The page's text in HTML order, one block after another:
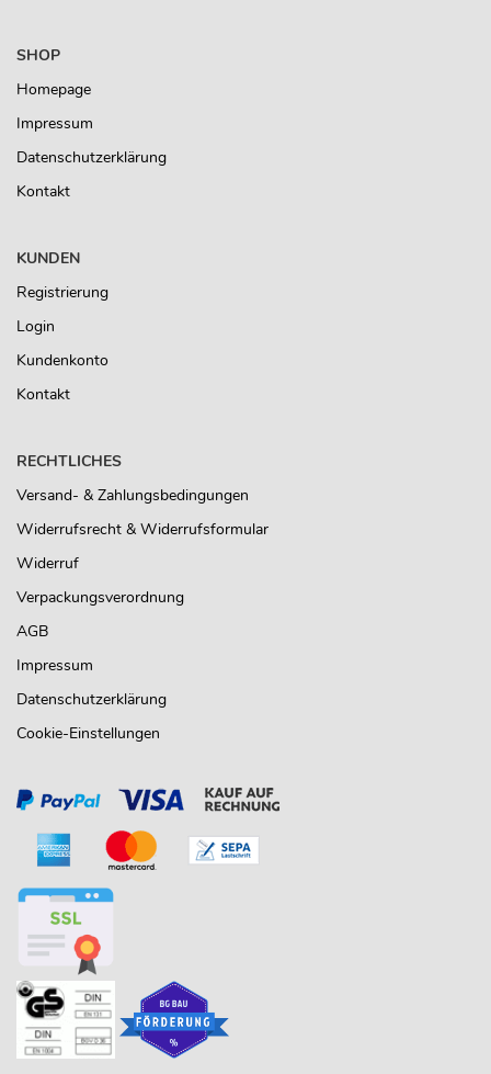
SHOP
Homepage
Impressum
Datenschutzerklärung
Kontakt
KUNDEN
Registrierung
Login
Kundenkonto
Kontakt
RECHTLICHES
Versand- & Zahlungsbedingungen
Widerrufsrecht & Widerrufsformular
Widerruf
Verpackungsverordnung
AGB
Impressum
Datenschutzerklärung
Cookie-Einstellungen